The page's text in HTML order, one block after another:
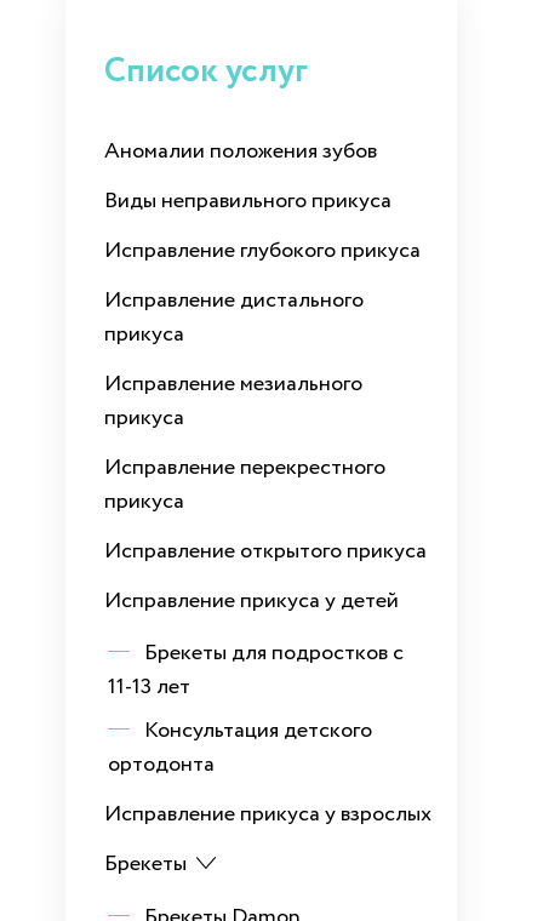
Список услуг
Аномалии положения зубов
Виды неправильного прикуса
Исправление глубокого прикуса
Исправление дистального
прикуса
Исправление мезиального
прикуса
Исправление перекрестного
прикуса
Исправление открытого прикуса
Исправление прикуса у детей
Брекеты для подростков с
11-13 лет
Консультация детского
ортодонта
Исправление прикуса у взрослых
Брекеты